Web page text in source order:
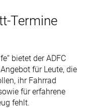
Termine
bietet der ADFC
für Leute, die
ihr Fahrrad
für erfahrene
fehlt.